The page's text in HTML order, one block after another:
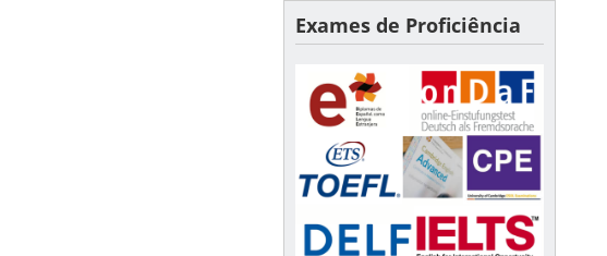
Exames de Proficiência